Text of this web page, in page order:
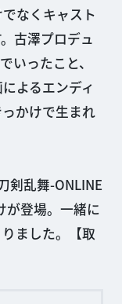
なくキャスト
古澤プロデュ
いったこと、
よるエンディ
かけで生まれ
剣乱舞-ONLINE
が登場。一緒に
ました。【取